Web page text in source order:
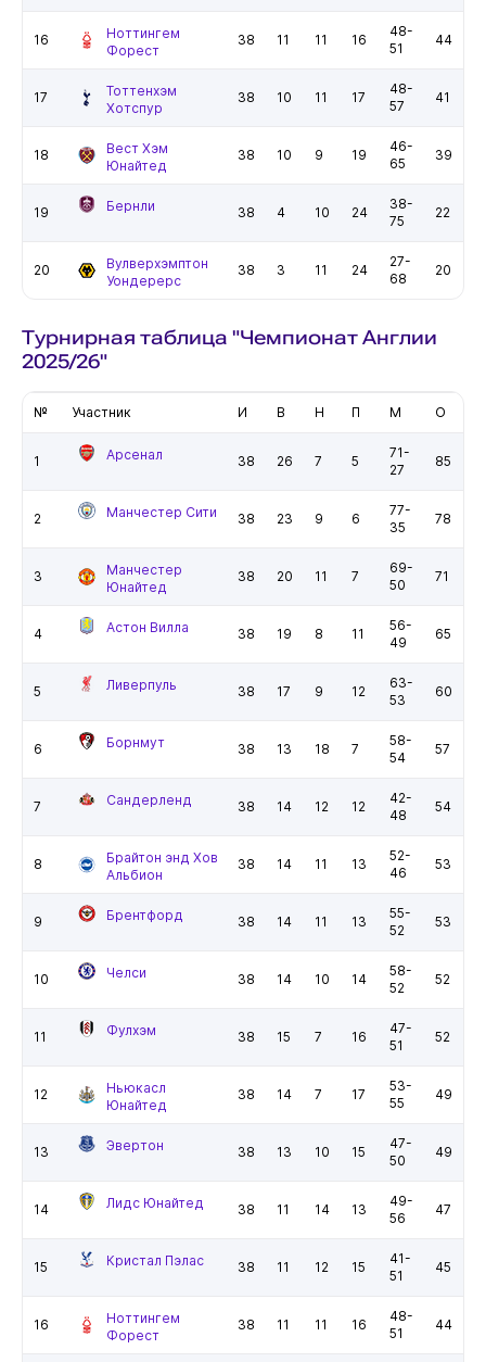
16
Ноттингем
Форест
38 11 11 16
48-
51
44
17
Тоттенхэм
Хотспур
38 10 11 17
48-
57
41
18
Вест Хэм
Юнайтед
38 10 9 19
46-
65
39
19 Бернли 38 4 10 24
38-
75
22
20
Вулверхэмптон
Уондерерс
38 3 11 24
27-
68
20
Турнирная таблица "Чемпионат Англии
2025/26"
№ Участник И В Н П М О
1 Арсенал 38 26 7 5
71-
27
85
2 Манчестер Сити 38 23 9 6
77-
35
78
3
Манчестер
Юнайтед
38 20 11 7
69-
50
71
4 Астон Вилла 38 19 8 11
56-
49
65
5 Ливерпуль 38 17 9 12
63-
53
60
6 Борнмут 38 13 18 7
58-
54
57
7 Сандерленд 38 14 12 12
42-
48
54
8
Брайтон энд Хов
Альбион
38 14 11 13
52-
46
53
9 Брентфорд 38 14 11 13
55-
52
53
10 Челси 38 14 10 14
58-
52
52
11 Фулхэм 38 15 7 16
47-
51
52
12
Ньюкасл
Юнайтед
38 14 7 17
53-
55
49
13 Эвертон 38 13 10 15
47-
50
49
14 Лидс Юнайтед 38 11 14 13
49-
56
47
15 Кристал Пэлас 38 11 12 15
41-
51
45
16
Ноттингем
Форест
38 11 11 16
48-
51
44